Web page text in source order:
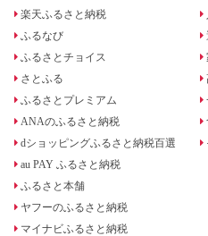
楽天ふるさと納税
ふるなび
ふるさとチョイス
さとふる
ふるさとプレミアム
ANAのふるさと納税
dショッピングふるさと納税百選
au PAY ふるさと納税
ふるさと本舗
ヤフーのふるさと納税
マイナビふるさと納税